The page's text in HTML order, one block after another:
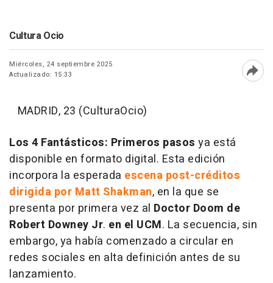
Cultura Ocio
Miércoles, 24 septiembre 2025
Actualizado: 15:33
MADRID, 23 (CulturaOcio)
Los 4 Fantásticos: Primeros pasos ya está
disponible en formato digital. Esta edición
incorpora la esperada escena post-créditos
dirigida por Matt Shakman, en la que se
presenta por primera vez al Doctor Doom de
Robert Downey Jr. en el UCM. La secuencia, sin
embargo, ya había comenzado a circular en
redes sociales en alta definición antes de su
lanzamiento.